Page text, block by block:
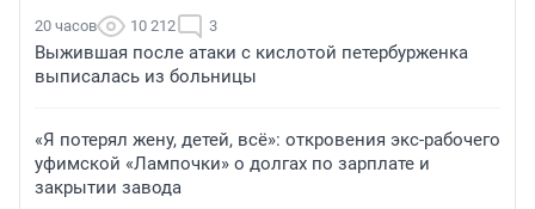
20 часов 10 212 3
Выжившая после атаки с кислотой петербурженка
выписалась из больницы
«Я потерял жену, детей, всё»: откровения экс-рабочего
уфимской «Лампочки» о долгах по зарплате и
закрытии завода